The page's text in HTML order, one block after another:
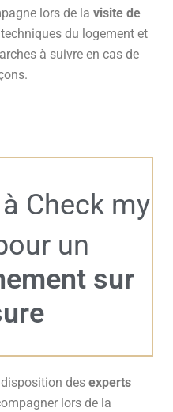
lors de la visite de
du logement et
à suivre en cas de
Check my
un
sur
des experts
lors de la